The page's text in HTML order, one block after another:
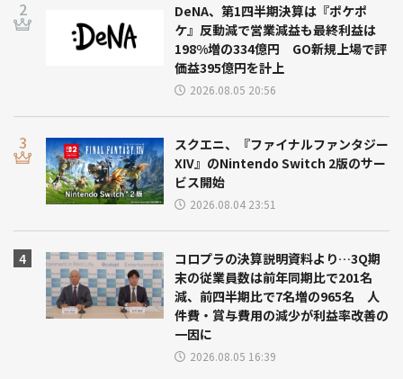
DeNA、第1四半期決算は『ポケポ
ケ』反動減で営業減益も最終利益は
198%増の334億円 GO新規上場で評
価益395億円を計上
2026.08.05 20:56
スクエニ、『ファイナルファンタジー
XIV』のNintendo Switch 2版のサー
ビス開始
2026.08.04 23:51
コロプラの決算説明資料より…3Q期
末の従業員数は前年同期比で201名
減、前四半期比で7名増の965名 人
件費・賞与費用の減少が利益率改善の
一因に
2026.08.05 16:39